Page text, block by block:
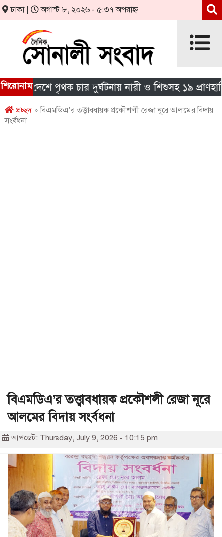
ঢাকা | অগাস্ট ৮, ২০২৬ - ৫:৩৭ অপরাহ্ন
শিরোনাম
দেশে পৃথক চার দুর্ঘটনায় নারী ও শিশুসহ ১৯ প্রাণহানি
প্রচ্ছদ» বিএমডিএ’র তত্ত্বাবধায়ক প্রকৌশলী রেজা নূরে আলমের বিদায়
সংর্বধনা
বিএমডিএ’র তত্ত্বাবধায়ক প্রকৌশলী রেজা নূরে
আলমের বিদায় সংর্বধনা
আপডেট: Thursday, July 9, 2026 - 10:15 pm